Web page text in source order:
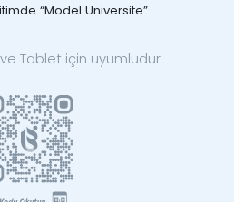
“Model Üniversite”
Tablet için uyumludur